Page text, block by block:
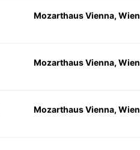
Mozarthaus Vienna, Wien
Mozarthaus Vienna, Wien
Mozarthaus Vienna, Wien